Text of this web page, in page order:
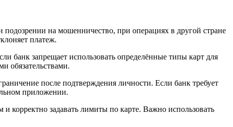
подозрении на мошенничество, при операциях в другой стране
платеж.
банк запрещает использовать определённые типы карт для
обязательствами.
после подтверждения личности. Если банк требует
приложении.
и корректно задавать лимиты по карте. Важно использовать